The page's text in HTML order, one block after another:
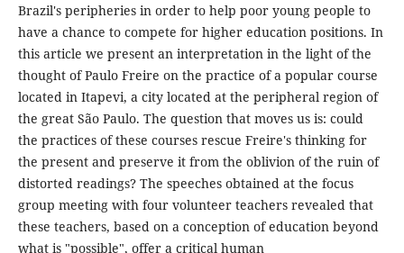
Brazil's peripheries in order to help poor young people to
have a chance to compete for higher education positions. In
this article we present an interpretation in the light of the
thought of Paulo Freire on the practice of a popular course
located in Itapevi, a city located at the peripheral region of
the great São Paulo. The question that moves us is: could
the practices of these courses rescue Freire's thinking for
the present and preserve it from the oblivion of the ruin of
distorted readings? The speeches obtained at the focus
group meeting with four volunteer teachers revealed that
these teachers, based on a conception of education beyond
what is "possible", offer a critical human